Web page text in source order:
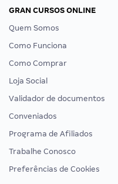
GRAN CURSOS ONLINE
Quem Somos
Como Funciona
Como Comprar
Loja Social
Validador de documentos
Conveniados
Programa de Afiliados
Trabalhe Conosco
Preferências de Cookies